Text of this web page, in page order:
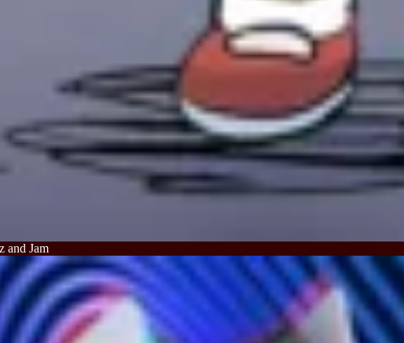
and Jam